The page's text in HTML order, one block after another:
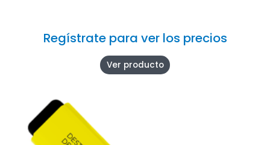
Regístrate para ver los precios
Ver producto